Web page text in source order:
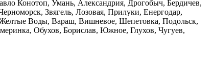
Конотоп, Умань, Александрия, Дрогобыч, Бердичев,
Звягель, Лозовая, Прилуки, Енергодар,
Воды, Вараш, Вишневое, Шепетовка, Подольск,
Обухов, Борислав, Южное, Глухов, Чугуев,